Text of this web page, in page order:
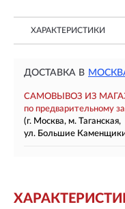
ХАРАКТЕРИСТИКИ
ДОСТАВКА В
САМОВЫВОЗ ИЗ
по предварительному
(г. Москва, м. Таганская,
ул. Большие